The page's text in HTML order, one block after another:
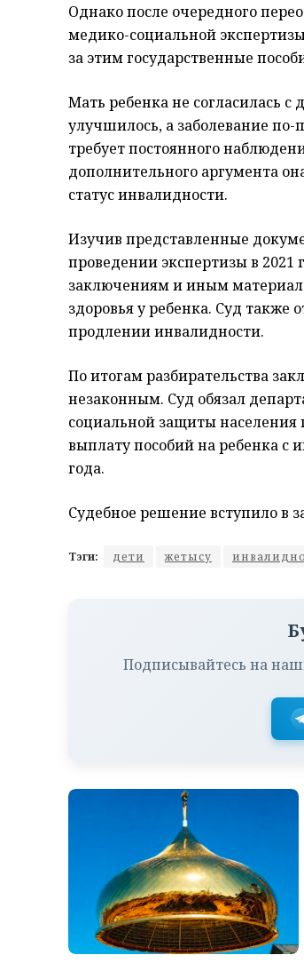
Однако после очередного
медико-социальной
за этим государственные
Мать ребенка не согласилась
улучшилось, а заболевание
требует постоянного
дополнительного аргумента
статус инвалидности.
Изучив представленные
проведении экспертизы в
заключениям и иным
здоровья у ребенка. Суд
продлении инвалидности.
По итогам разбирательства
незаконным. Суд обязал
социальной защиты населения
выплату пособий на ребенка с
года.
Судебное решение вступило в
Тэги: дети жетысу
Подписывайтесь на